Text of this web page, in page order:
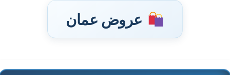
عروض عمان